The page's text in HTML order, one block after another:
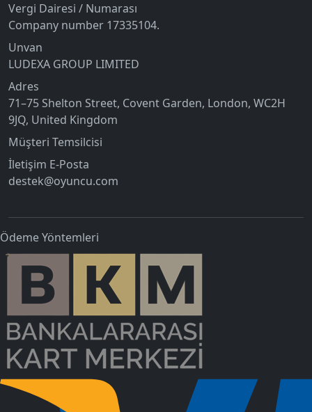
Vergi Dairesi / Numarası
Company number 17335104.
Unvan
LUDEXA GROUP LIMITED
Adres
71–75 Shelton Street, Covent Garden, London, WC2H
9JQ, United Kingdom
Müşteri Temsilcisi
İletişim E-Posta
destek@oyuncu.com
Ödeme Yöntemleri